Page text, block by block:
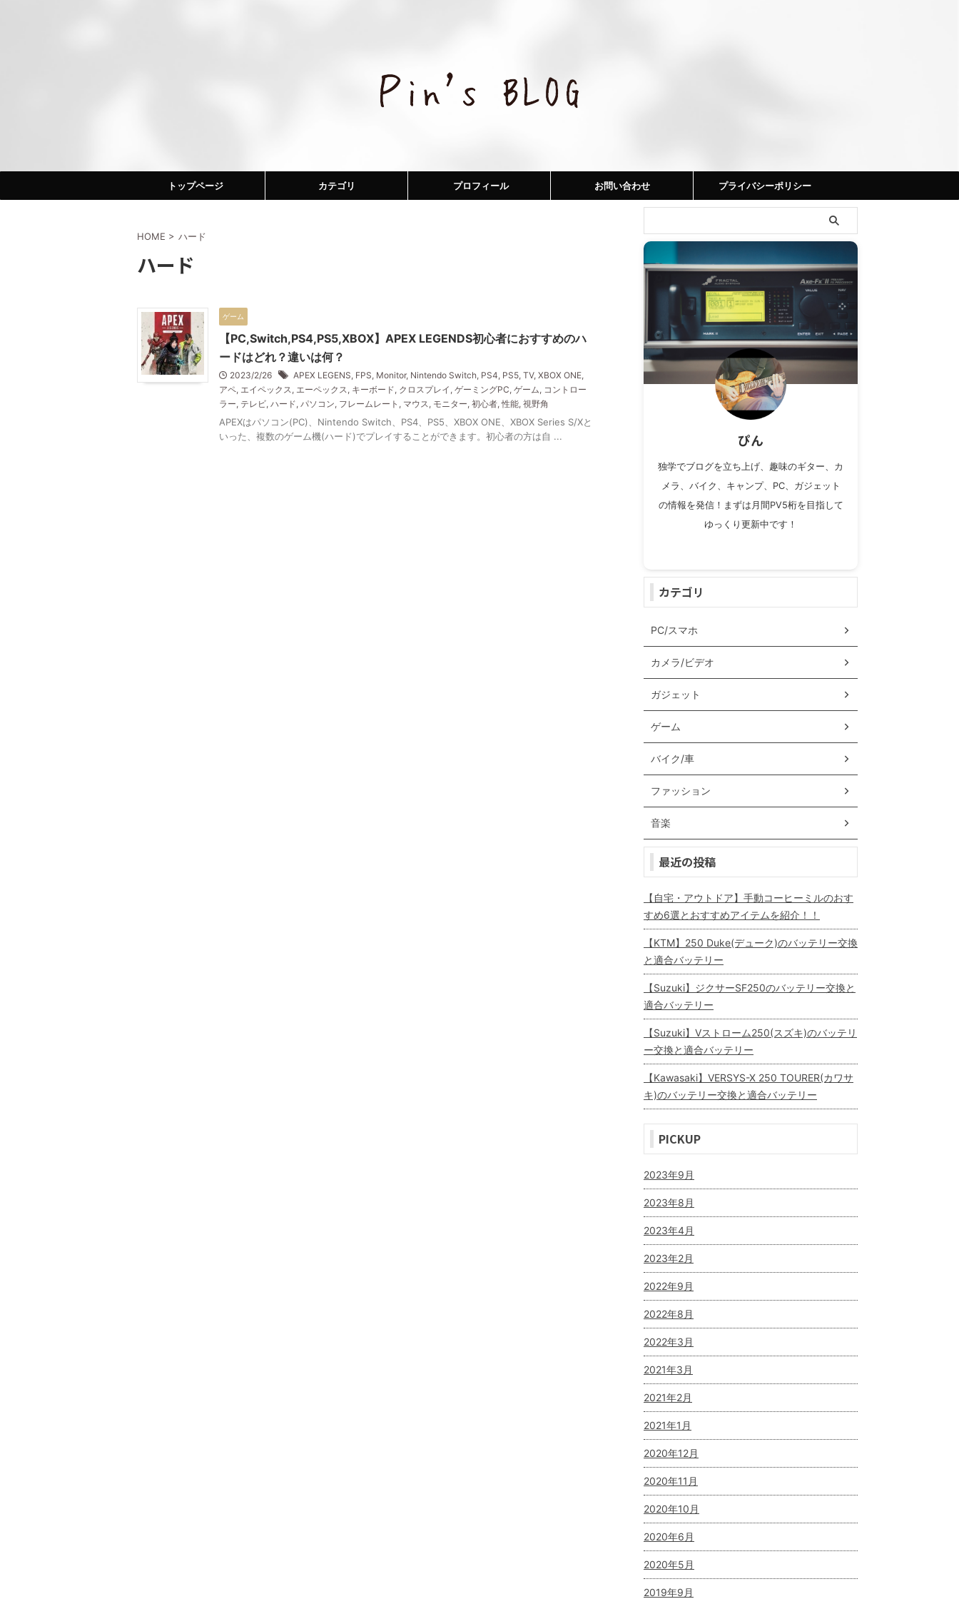
トップページ カテゴリ プロフィール お問い合わせ プライバシーポリシー
HOME > ハード
ハード
ゲーム
【PC,Switch,PS4,PS5,XBOX】APEX LEGENDS初心者におすすめのハ
ードはどれ？違いは何？
2023/2/26 APEX LEGENS, FPS, Monitor, Nintendo Switch, PS4, PS5, TV, XBOX ONE,
アペ, エイペックス, エーペックス, キーボード, クロスプレイ , ゲーミングPC, ゲーム, コントロー
ラー, テレビ, ハード, パソコン, フレームレート , マウス, モニター, 初心者,性能, 視野角
APEXはパソコン(PC)、Nintendo Switch、PS4、PS5、XBOX ONE、XBOX Series S/Xと
いった、複数のゲーム機(ハード)でプレイすることができます。初心者の方は自 ...
ぴん
独学でブログを立ち上げ、趣味のギター、カ
メラ、バイク、キャンプ、PC、ガジェット
の情報を発信！まずは月間PV5桁を目指して
ゆっくり更新中です！
カテゴリ
PC/スマホ
カメラ/ビデオ
ガジェット
ゲーム
バイク/車
ファッション
音楽
最近の投稿
【自宅・アウトドア】手動コーヒーミルのおす
すめ6選とおすすめアイテムを紹介！！
【KTM】250 Duke(デューク)のバッテリー交換
と適合バッテリー
【Suzuki】ジクサーSF250のバッテリー交換と
適合バッテリー
【Suzuki】Vストローム250(スズキ)のバッテリ
ー交換と適合バッテリー
【Kawasaki】VERSYS-X 250 TOURER(カワサ
キ)のバッテリー交換と適合バッテリー
PICKUP
2023年9月
2023年8月
2023年4月
2023年2月
2022年9月
2022年8月
2022年3月
2021年3月
2021年2月
2021年1月
2020年12月
2020年11月
2020年10月
2020年6月
2020年5月
2019年9月